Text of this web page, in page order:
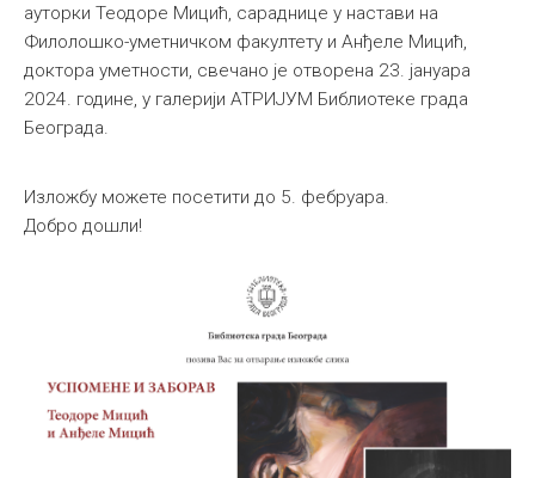
ауторки Теодоре Мицић, сараднице у настави на
Филолошко-уметничком факултету и Анђеле Мицић,
доктора уметности, свечано је отворена 23. јануара
2024. године, у галерији АТРИЈУМ Библиотеке града
Београда.
Изложбу можете посетити до 5. фебруара.
Добро дошли!